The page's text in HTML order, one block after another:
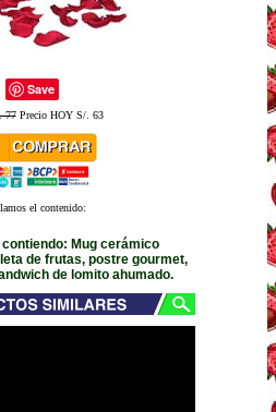
Save
77Precio HOY S/. 63
el contenido:
Mug cerámico
de frutas, postre gourmet,
de lomito ahumado.